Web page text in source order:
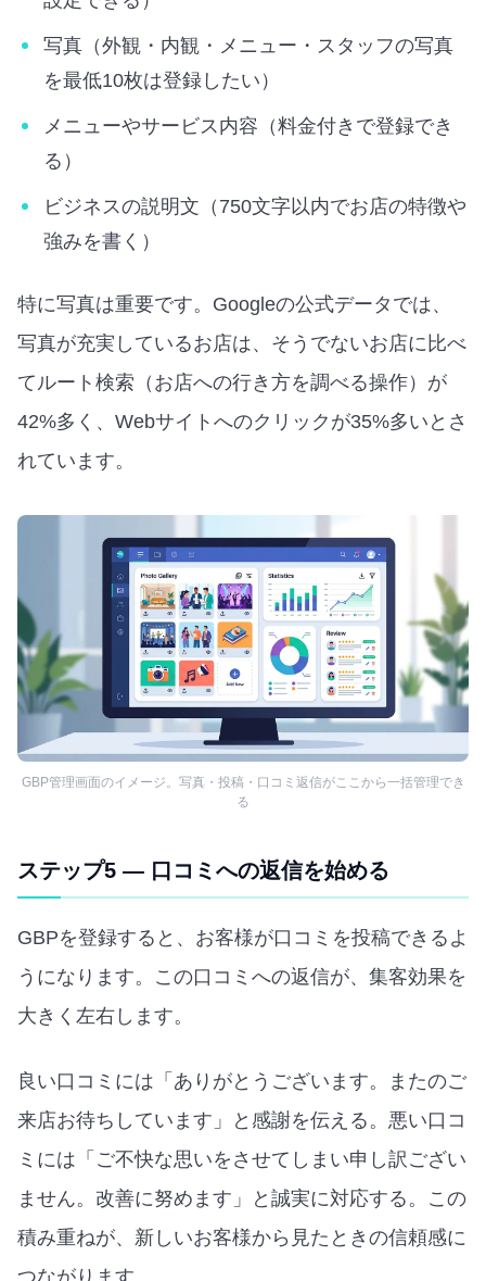
写真（外観・内観・メニュー・スタッフの写真
を最低10枚は登録したい）
メニューやサービス内容（料金付きで登録でき
る）
ビジネスの説明文（750文字以内でお店の特徴や
強みを書く）
特に写真は重要です。Googleの公式データでは、
写真が充実しているお店は、そうでないお店に比べ
てルート検索（お店への行き方を調べる操作）が
42%多く、Webサイトへのクリックが35%多いとさ
れています。
GBP管理画面のイメージ。写真・投稿・口コミ返信がここから一括管理でき
る
ステップ5 — 口コミへの返信を始める
GBPを登録すると、お客様が口コミを投稿できるよ
うになります。この口コミへの返信が、集客効果を
大きく左右します。
良い口コミには「ありがとうございます。またのご
来店お待ちしています」と感謝を伝える。悪い口コ
ミには「ご不快な思いをさせてしまい申し訳ござい
ません。改善に努めます」と誠実に対応する。この
積み重ねが、新しいお客様から見たときの信頼感に
つながります。